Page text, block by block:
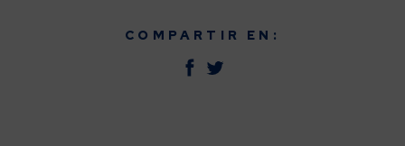
COMPARTIR EN: